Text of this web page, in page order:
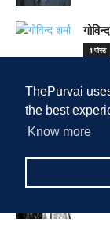
ThePurvai
the best
Know more
1 पोस्ट
गौरव